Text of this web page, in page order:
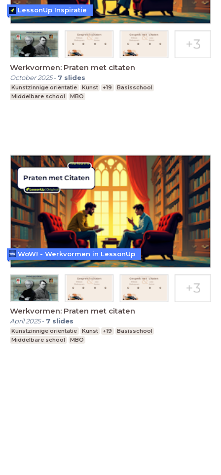
Werkvormen: Praten met citaten
October 2025- 7 slides
Kunstzinnige oriëntatie Kunst +19
Basisschool
Middelbare school
MBO
LessonUp Inspiratie
Werkvormen: Praten met citaten
April 2025- 7 slides
Kunstzinnige oriëntatie Kunst +19
Basisschool
Middelbare school
MBO
WoW! - Werkvormen in LessonUp